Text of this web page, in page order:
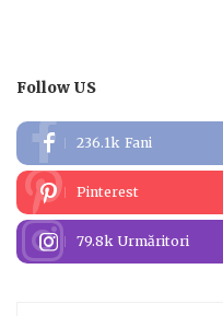
Follow US
236.1k Fani
Pinterest
79.8k Urmăritori